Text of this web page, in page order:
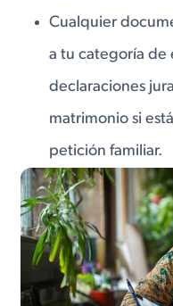
Cualquier
a tu categoría
declaraciones
matrimonio si
petición familiar.